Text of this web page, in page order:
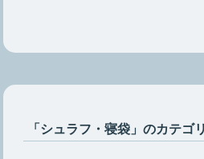
「シュラフ・寝袋」のカテゴ